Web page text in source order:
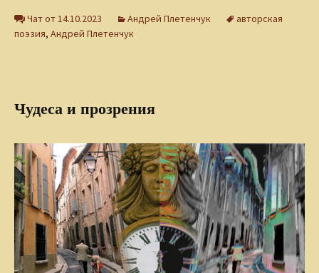
Чат от 14.10.2023 Андрей Плетенчук
авторская
поэзия, Андрей Плетенчук
Чудеса и прозрения